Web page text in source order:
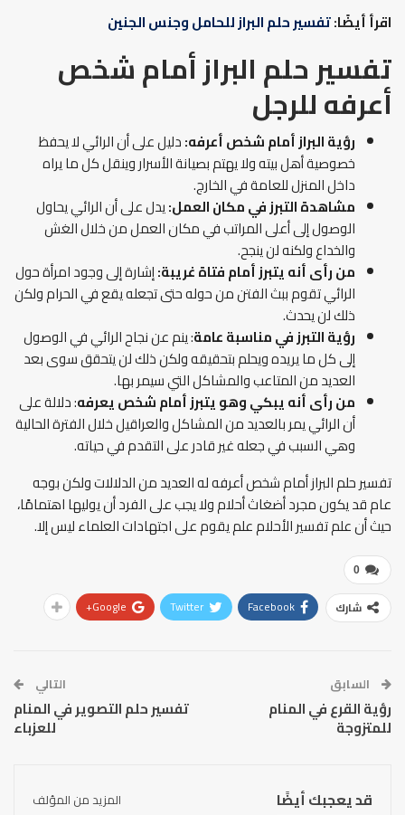
اقرأ أيضًا:تفسير حلم البراز للحامل وجنس الجنين
تفسير حلم البراز أمام شخص
أعرفه للرجل
رؤية البراز أمام شخص أعرفه:دليل على أن الرائي لا يحفظ
خصوصية أهل بيته ولا يهتم بصيانة الأسرار وينقل كل ما يراه
داخل المنزل للعامة في الخارج.
مشاهدة التبرز في مكان العمل:يدل على أن الرائي يحاول
الوصول إلى أعلى المراتب في مكان العمل من خلال الغش
والخداع ولكنه لن ينجح.
من رأى أنه يتبرز أمام فتاة غريبة:إشارة إلى وجود امرأة حول
الرائي تقوم ببث الفتن من حوله حتى تجعله يقع في الحرام ولكن
ذلك لن يحدث.
رؤية التبرز في مناسبة عامة: ينم عن نجاح الرائي في الوصول
إلى كل ما يريده ويحلم بتحقيقه ولكن ذلك لن يتحقق سوى بعد
العديد من المتاعب والمشاكل التي سيمر بها.
من رأى أنه يبكي وهو يتبرز أمام شخص يعرفه: دلالة على
أن الرائي يمر بالعديد من المشاكل والعراقيل خلال الفترة الحالية
وهي السبب في جعله غير قادر على التقدم في حياته.
تفسير حلم البراز أمام شخص أعرفه له العديد من الدلالات ولكن بوجه
عام قد يكون مجرد أضغاث أحلام ولا يجب على الفرد أن يوليها اهتمامًا،
حيث أن علم تفسير الأحلام علم يقوم على اجتهادات العلماء ليس إلا.
0
شارك Facebook
Twitter
Google+
السابق
رؤية القرع في المنام
للمتزوجة
التالي
تفسير حلم التصوير في المنام
للعزباء
قد يعجبك أيضًا المزيد من المؤلف